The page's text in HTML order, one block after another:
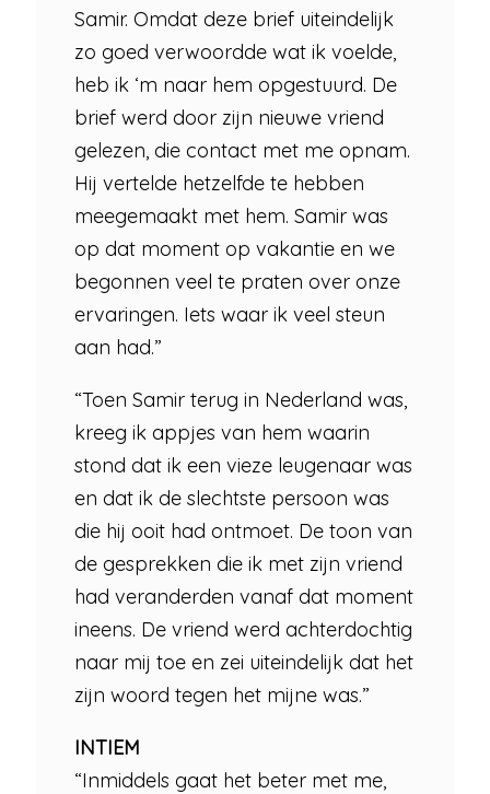
Samir. Omdat deze brief uiteindelijk
zo goed verwoordde wat ik voelde,
heb ik ‘m naar hem opgestuurd. De
brief werd door zijn nieuwe vriend
gelezen, die contact met me opnam.
Hij vertelde hetzelfde te hebben
meegemaakt met hem. Samir was
op dat moment op vakantie en we
begonnen veel te praten over onze
ervaringen. Iets waar ik veel steun
aan had.”
“Toen Samir terug in Nederland was,
kreeg ik appjes van hem waarin
stond dat ik een vieze leugenaar was
en dat ik de slechtste persoon was
die hij ooit had ontmoet. De toon van
de gesprekken die ik met zijn vriend
had veranderden vanaf dat moment
ineens. De vriend werd achterdochtig
naar mij toe en zei uiteindelijk dat het
zijn woord tegen het mijne was.”
INTIEM
“Inmiddels gaat het beter met me,